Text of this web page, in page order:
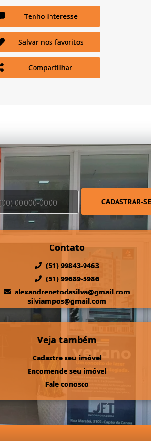
Tenho interesse
Salvar nos favoritos
Compartilhar
CADASTRAR-SE
Contato
(51) 99843-9463
(51) 99689-5986
alexandrenetodasilva@gmail.com
silviampos@gmail.com
Veja também
Cadastre seu imóvel
Encomende seu imóvel
Fale conosco